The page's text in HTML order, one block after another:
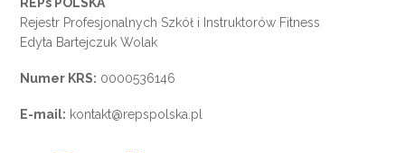
REPs POLSKA
Rejestr Profesjonalnych Szkół i Instruktorów Fitness
Edyta Bartejczuk Wolak
Numer KRS: 0000536146
E-mail: kontakt@repspolska.pl